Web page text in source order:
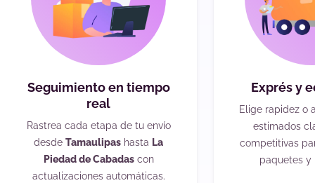
Seguimiento en tiempo
real
Rastrea cada etapa de tu envío
desde Tamaulipas hasta La
Piedad de Cabadascon
actualizaciones automáticas.
Exprés y
Elige rapidez o
estimados
competitivas
paquetes y